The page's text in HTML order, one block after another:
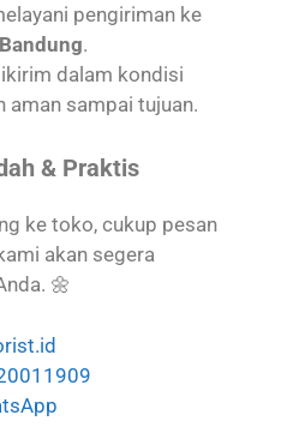
pengiriman ke
.
dalam kondisi
aman sampai tujuan.
& Praktis
ke toko, cukup pesan
akan segera
🌼